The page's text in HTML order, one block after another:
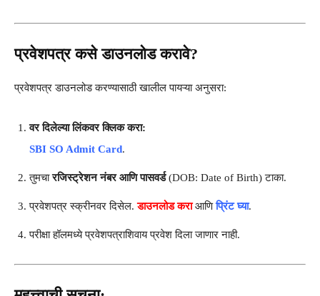
प्रवेशपत्र कसे डाउनलोड करावे?
प्रवेशपत्र डाउनलोड करण्यासाठी खालील पायऱ्या अनुसरा:
वर दिलेल्या लिंकवर क्लिक करा:
SBI SO Admit Card.
तुमचारजिस्ट्रेशन नंबर आणि पासवर्ड(DOB: Date of Birth) टाका.
प्रवेशपत्र स्क्रीनवर दिसेल.डाउनलोड कराआणिप्रिंट घ्या.
परीक्षा हॉलमध्ये प्रवेशपत्राशिवाय प्रवेश दिला जाणार नाही.